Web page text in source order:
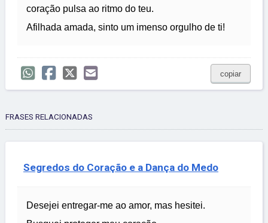
coração pulsa ao ritmo do teu.
Afilhada amada, sinto um imenso orgulho de ti!
copiar
FRASES RELACIONADAS
Segredos do Coração e a Dança do Medo
Desejei entregar-me ao amor, mas hesitei.